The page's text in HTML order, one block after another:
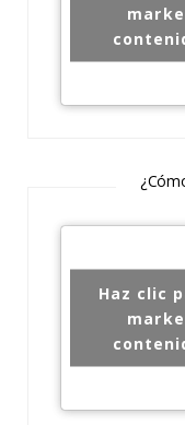
Haz clic